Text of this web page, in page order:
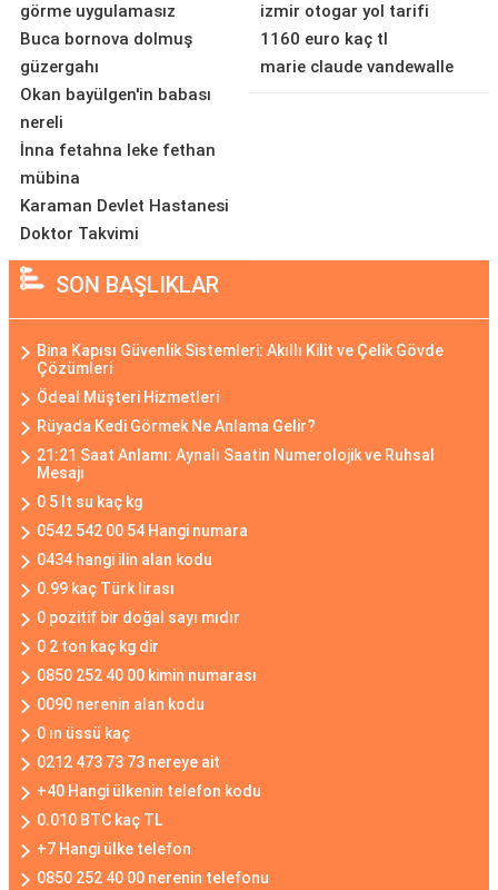
görme uygulamasız
Buca bornova dolmuş
güzergahı
Okan bayülgen'in babası
nereli
İnna fetahna leke fethan
mübina
Karaman Devlet Hastanesi
Doktor Takvimi
izmir otogar yol tarifi
1160 euro kaç tl
marie claude vandewalle
SON BAŞLIKLAR
Bina Kapısı Güvenlik Sistemleri: Akıllı Kilit ve Çelik Gövde
Çözümleri
Ödeal Müşteri Hizmetleri
Rüyada Kedi Görmek Ne Anlama Gelir?
21:21 Saat Anlamı: Aynalı Saatin Numerolojik ve Ruhsal
Mesajı
0 5 lt su kaç kg
0542 542 00 54 Hangi numara
0434 hangi ilin alan kodu
0.99 kaç Türk lirası
0 pozitif bir doğal sayı mıdır
0 2 ton kaç kg dir
0850 252 40 00 kimin numarası
0090 nerenin alan kodu
0 ın üssü kaç
0212 473 73 73 nereye ait
+40 Hangi ülkenin telefon kodu
0.010 BTC kaç TL
+7 Hangi ülke telefon
0850 252 40 00 nerenin telefonu